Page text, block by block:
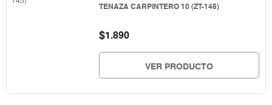
TENAZA CARPINTERO 10 (ZT-145)
$1.890
VER PRODUCTO